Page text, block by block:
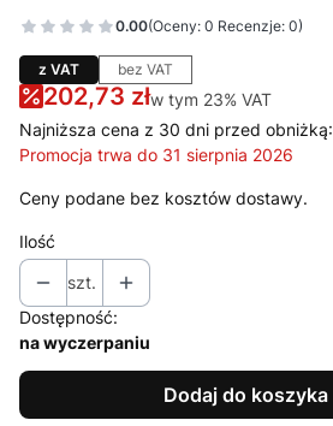
0.00(Oceny: 0 Recenzje: 0)
z VAT bez VAT
202,73 złw tym 23% VAT
w tym 23% VAT
Najniższa cena z 30 dni przed obniżką:
Promocja trwa do 31 sierpnia 2026
Ceny podane bez kosztów dostawy.
Ilość
szt.
Dostępność:
na wyczerpaniu
Dodaj do koszyka